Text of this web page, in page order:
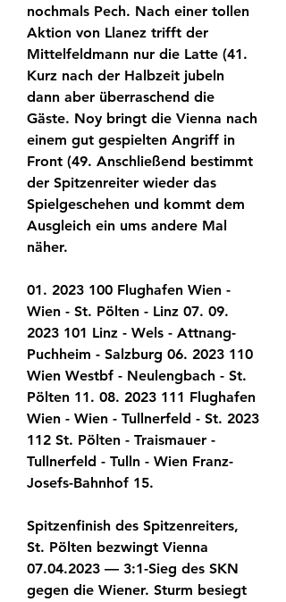
nochmals Pech. Nach einer tollen
Aktion von Llanez trifft der
Mittelfeldmann nur die Latte (41.
Kurz nach der Halbzeit jubeln
dann aber überraschend die
Gäste. Noy bringt die Vienna nach
einem gut gespielten Angriff in
Front (49. Anschließend bestimmt
der Spitzenreiter wieder das
Spielgeschehen und kommt dem
Ausgleich ein ums andere Mal
näher.
01. 2023 100 Flughafen Wien -
Wien - St. Pölten - Linz 07. 09.
2023 101 Linz - Wels - Attnang-
Puchheim - Salzburg 06. 2023 110
Wien Westbf - Neulengbach - St.
Pölten 11. 08. 2023 111 Flughafen
Wien - Wien - Tullnerfeld - St. 2023
112 St. Pölten - Traismauer -
Tullnerfeld - Tulln - Wien Franz-
Josefs-Bahnhof 15.
Spitzenfinish des Spitzenreiters,
St. Pölten bezwingt Vienna
07.04.2023 — 3:1-Sieg des SKN
gegen die Wiener. Sturm besiegt